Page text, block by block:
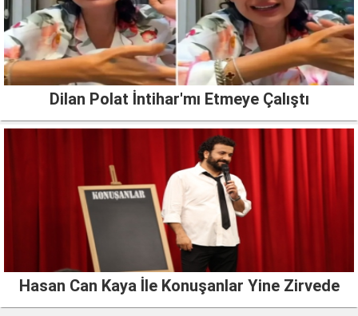
Dilan Polat İntihar'mı Etmeye Çalıştı
Hasan Can Kaya İle Konuşanlar Yine Zirvede